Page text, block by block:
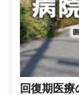
回復期医